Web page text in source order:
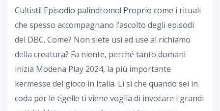
Cultisti! Episodio palindromo! Proprio come i rituali
che spesso accompagnano l’ascolto degli episodi
del DBC. Come? Non siete usi ed use al richiamo
della creatura? Fa niente, perché tanto domani
inizia Modena Play 2024, la più importante
kermesse del gioco in Italia. Lì sì che quando sei in
coda per le tigelle ti viene voglia di invocare i grandi